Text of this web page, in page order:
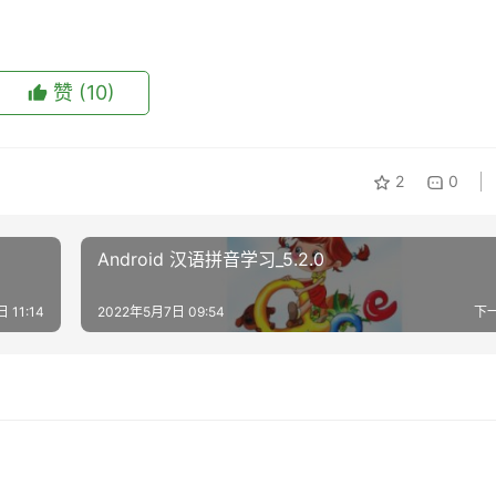
赞 (10)
2 0
11:14
Android 汉语拼音学习_5.2.0
下
2022年5月7日 09:54